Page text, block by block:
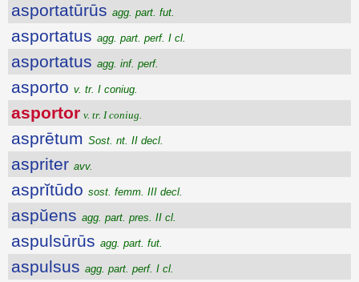
asportatūrūs agg. part. fut.
asportatus agg. part. perf. I cl.
asportatus agg. inf. perf.
asporto v. tr. I coniug.
asportor v. tr. I coniug.
asprētum Sost. nt. II decl.
aspriter avv.
asprĭtūdo sost. femm. III decl.
aspŭens agg. part. pres. II cl.
aspulsūrūs agg. part. fut.
aspulsus agg. part. perf. I cl.